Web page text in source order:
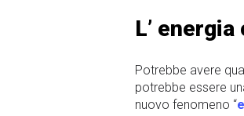
L’
Potrebbe avere
potrebbe essere
nuovo fenomeno “